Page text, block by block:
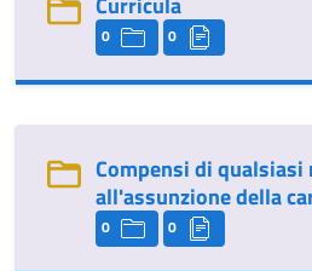
0 0
Compensi di
all'assunzione della
0 0